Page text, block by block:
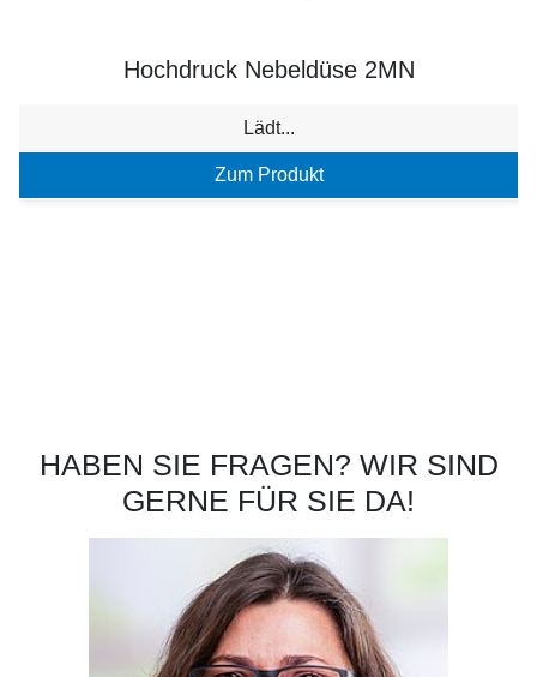
Hochdruck Nebeldüse 2MN
Lädt...
Zum Produkt
HABEN SIE FRAGEN? WIR SIND
GERNE FÜR SIE DA!